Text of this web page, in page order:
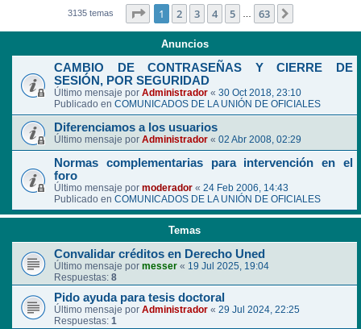
3135 temas Página de 63
1 2 3 4 5 … 63
Anuncios
CAMBIO DE CONTRASEÑAS Y CIERRE DE
SESIÓN, POR SEGURIDAD
Último mensaje por Administrador « 30 Oct 2018, 23:10
Publicado en COMUNICADOS DE LA UNIÓN DE OFICIALES
Diferenciamos a los usuarios
Último mensaje por Administrador « 02 Abr 2008, 02:29
Normas complementarias para intervención en el
foro
Último mensaje por moderador « 24 Feb 2006, 14:43
Publicado en COMUNICADOS DE LA UNIÓN DE OFICIALES
Temas
Convalidar créditos en Derecho Uned
Último mensaje por messer « 19 Jul 2025, 19:04
Respuestas: 8
Pido ayuda para tesis doctoral
Último mensaje por Administrador « 29 Jul 2024, 22:25
Respuestas: 1